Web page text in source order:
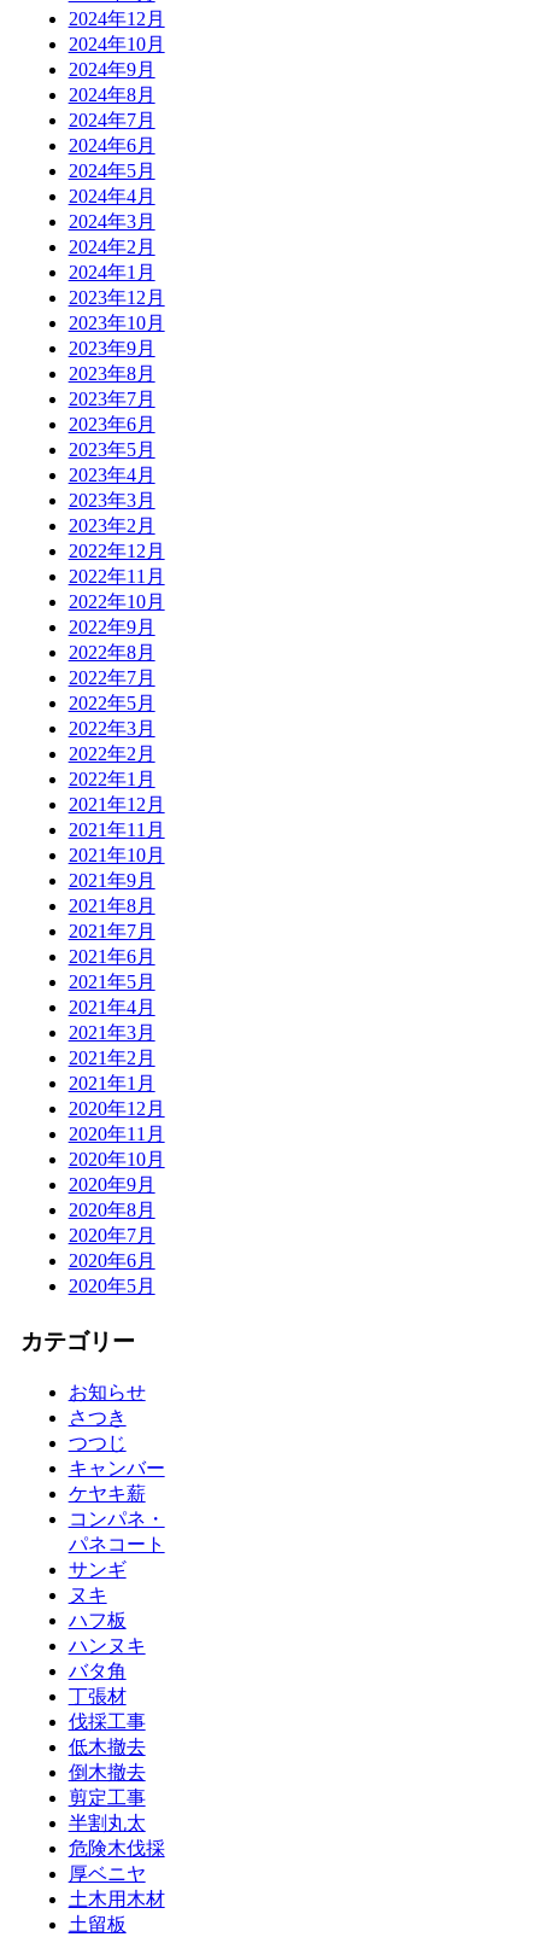
2024年12月
2024年10月
2024年9月
2024年8月
2024年7月
2024年6月
2024年5月
2024年4月
2024年3月
2024年2月
2024年1月
2023年12月
2023年10月
2023年9月
2023年8月
2023年7月
2023年6月
2023年5月
2023年4月
2023年3月
2023年2月
2022年12月
2022年11月
2022年10月
2022年9月
2022年8月
2022年7月
2022年5月
2022年3月
2022年2月
2022年1月
2021年12月
2021年11月
2021年10月
2021年9月
2021年8月
2021年7月
2021年6月
2021年5月
2021年4月
2021年3月
2021年2月
2021年1月
2020年12月
2020年11月
2020年10月
2020年9月
2020年8月
2020年7月
2020年6月
2020年5月
カテゴリー
お知らせ
さつき
つつじ
キャンバー
ケヤキ薪
コンパネ・
パネコート
サンギ
ヌキ
ハフ板
ハンヌキ
バタ角
丁張材
伐採工事
低木撤去
倒木撤去
剪定工事
半割丸太
危険木伐採
厚ベニヤ
土木用木材
土留板